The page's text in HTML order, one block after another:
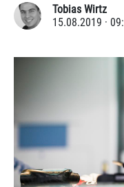
Tobias Wirtz
15.08.2019 ·